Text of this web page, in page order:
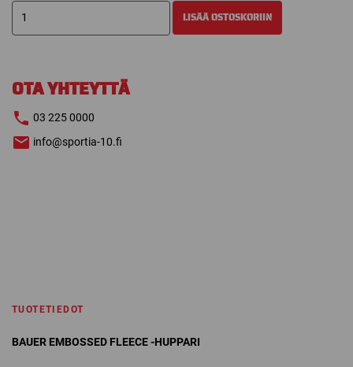
BAUER
EMBOSSED
LISÄÄ OSTOSKORIIN
OTA YHTEYTTÄ
03 225 0000
info@sportia-10.fi
TUOTETIEDOT
BAUER EMBOSSED FLEECE -HUPPARI